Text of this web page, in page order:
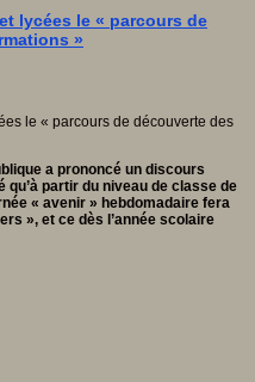
lycées le « parcours de
»
a prononcé un discours
qu’à partir du niveau de classe de
« avenir » hebdomadaire fera
», et ce dès l’année scolaire